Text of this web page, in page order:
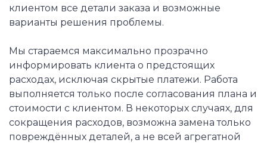
клиентом все детали заказа и возможные
варианты решения проблемы.
Мы стараемся максимально прозрачно
информировать клиента о предстоящих
расходах, исключая скрытые платежи. Работа
выполняется только после согласования плана и
стоимости с клиентом. В некоторых случаях, для
сокращения расходов, возможна замена только
повреждённых деталей, а не всей агрегатной